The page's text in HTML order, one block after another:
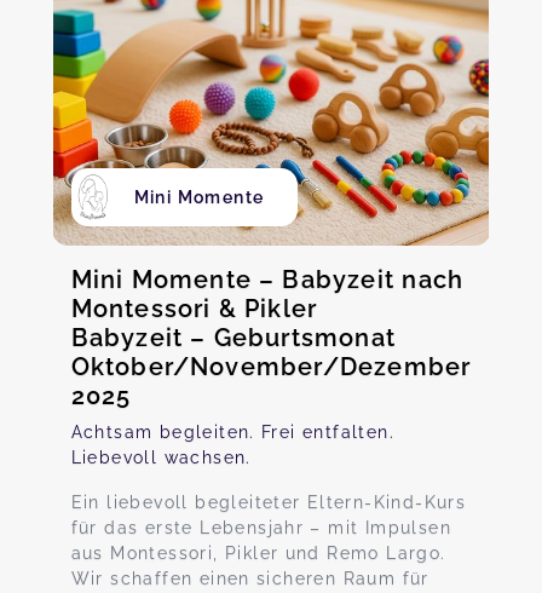
Mini Momente
Mini Momente – Babyzeit nach
Montessori & Pikler
Babyzeit – Geburtsmonat
Oktober/November/Dezember
2025
Achtsam begleiten. Frei entfalten.
Liebevoll wachsen.
Ein liebevoll begleiteter Eltern-Kind-Kurs
für das erste Lebensjahr – mit Impulsen
aus Montessori, Pikler und Remo Largo.
Wir schaffen einen sicheren Raum für